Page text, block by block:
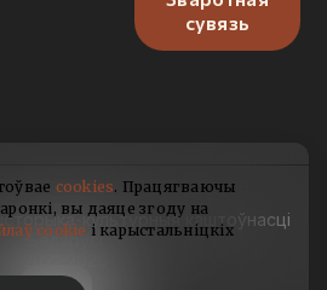
сувязь
культурныя каштоўнасці
Беларусі
cookies. Працягваючы
вы даяце згоду на
cookie і карыстальніцкіх